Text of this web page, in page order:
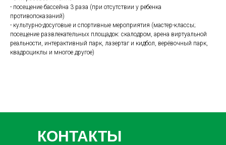
- посещение бассейна 3 раза (при отсутствии у ребенка
противопоказаний)
- культурно-досуговые и спортивные мероприятия (мастер-классы;
посещение развлекательных площадок: скалодром, арена виртуальной
реальности, интерактивный парк, лазертаг и кидбол, верёвочный парк,
квадроциклы и многое другое)
КОНТАКТЫ